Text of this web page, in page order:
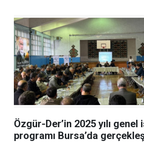
Özgür-Der’in 2025 yılı
programı Bursa’da